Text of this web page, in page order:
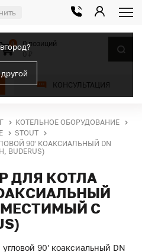
КОНСУЛЬТАЦИЯ
0
0 позиций
КОТЕЛЬНОЕ ОБОРУДОВАНИЕ
STOUT
90' КОАКСИАЛЬНЫЙ DN
BUDERUS)
ДЛЯ КОТЛА
С